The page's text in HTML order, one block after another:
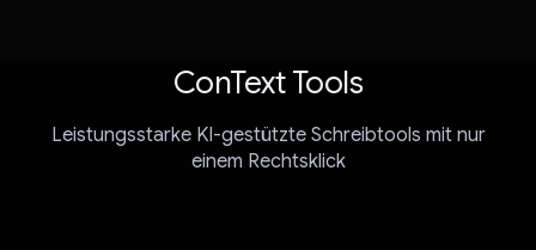
ConText Tools
Leistungsstarke KI-gestützte Schreibtools mit nur
einem Rechtsklick